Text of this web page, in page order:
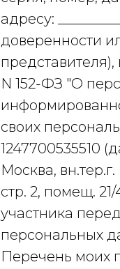
адресу:
доверенности
представителя),
N 152-ФЗ "О
своих
1247700535510
Москва,
стр. 2, помещ.
участника
персональных
Перечень моих